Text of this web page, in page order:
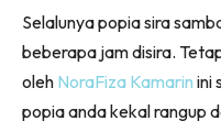
Selalunya popia sira
beberapa jam disira.
oleh NoraFiza Kamarin ini
popia anda kekal rangup